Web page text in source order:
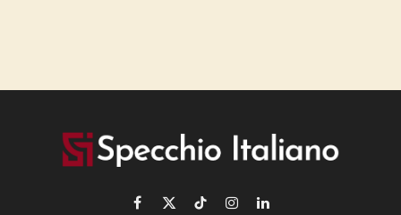
Facebook
X TikTokInstagramLinkedIn